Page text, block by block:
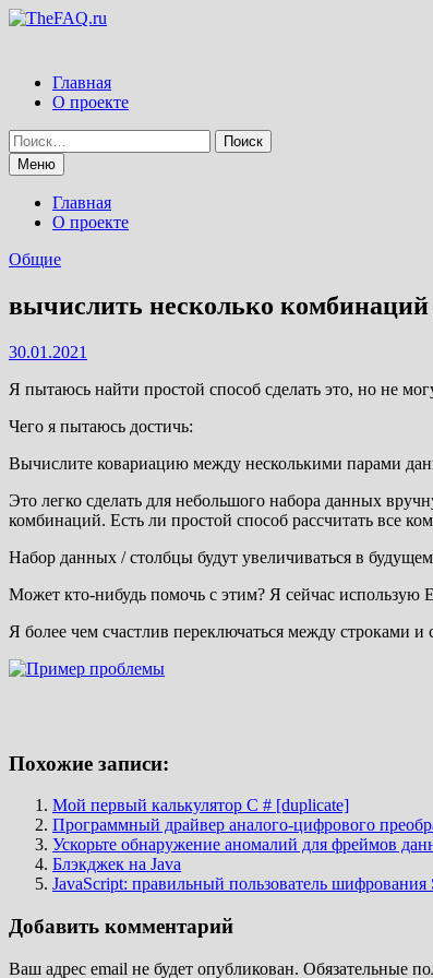
Перейти
Главная
О проекте
Найти:
Меню
Главная
О проекте
Общие
вычислить несколько
30.01.2021
Я пытаюсь найти простой способ сделать это, но не
Чего я пытаюсь достичь:
Вычислите ковариацию между несколькими парами
Это легко сделать для небольшого набора данных
комбинаций. Есть ли простой способ рассчитать все
Набор данных / столбцы будут увеличиваться в
Может кто-нибудь помочь с этим? Я сейчас использую
Я более чем счастлив переключаться между строками
Похожие записи:
Мой первый калькулятор C # [duplicate]
Программный драйвер аналого-цифрового
Ускорьте обнаружение аномалий для фреймов
Блэкджек на Java
JavaScript: правильный пользователь шифрования
Добавить комментарий
Ваш адрес email не будет опубликован. Обязательные